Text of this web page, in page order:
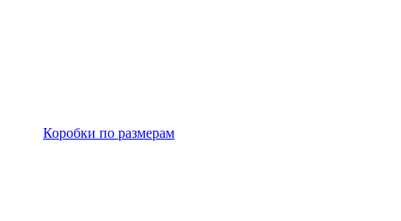
Коробки по размерам